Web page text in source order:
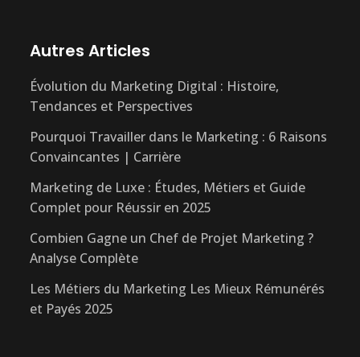
Autres Articles
Évolution du Marketing Digital : Histoire,
Tendances et Perspectives
Pourquoi Travailler dans le Marketing : 6 Raisons
Convaincantes | Carrière
Marketing de Luxe : Études, Métiers et Guide
Complet pour Réussir en 2025
Combien Gagne un Chef de Projet Marketing ?
Analyse Complète
Les Métiers du Marketing Les Mieux Rémunérés
et Payés 2025